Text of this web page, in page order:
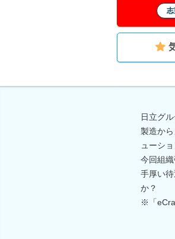
日立グ
製造か
ューシ
今回組
手厚い
か？
※「